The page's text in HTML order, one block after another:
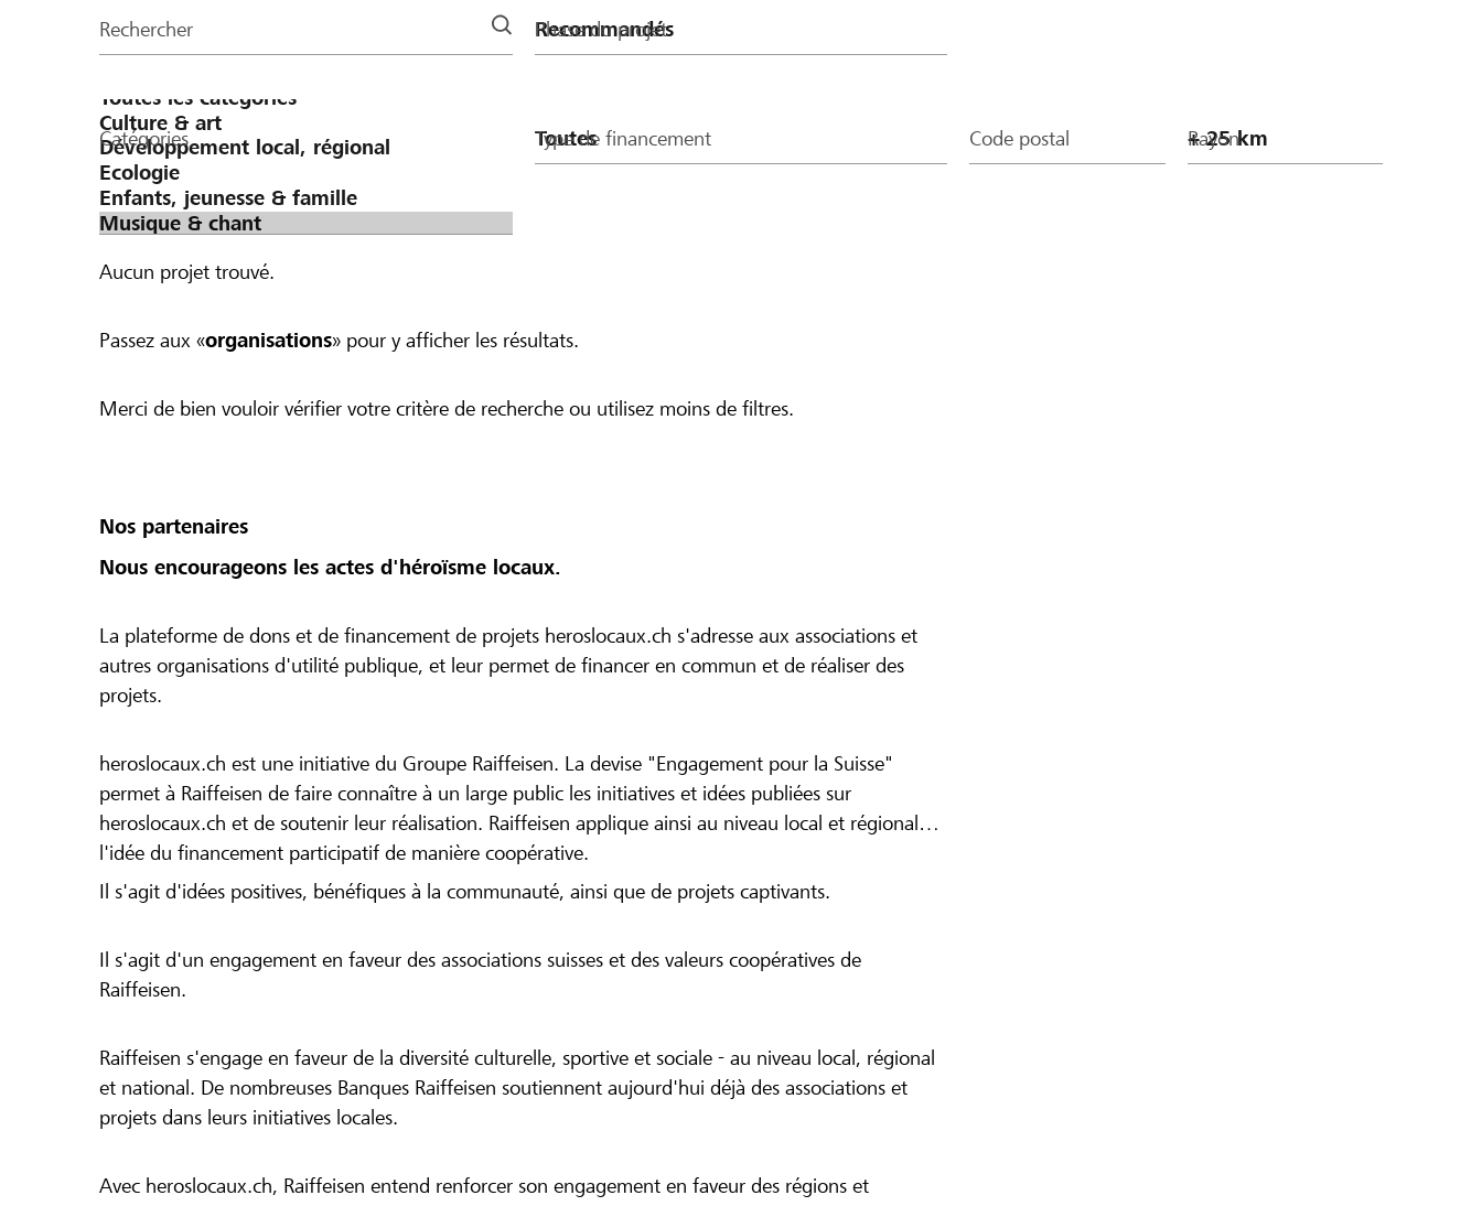
la
Rechercher Phase du projet
Catégories Type de financement Code postal Rayon
Aucun projet trouvé.
Passez aux «organisations» pour y afficher les résultats.
Merci de bien vouloir vérifier votre critère de recherche ou utilisez moins de filtres.
Nos partenaires
Nous encourageons les actes d'héroïsme locaux.
La plateforme de dons et de financement de projets heroslocaux.ch s'adresse aux associations et
autres organisations d'utilité publique, et leur permet de financer en commun et de réaliser des
projets.
heroslocaux.ch est une initiative du Groupe Raiffeisen. La devise "Engagement pour la Suisse"
permet à Raiffeisen de faire connaître à un large public les initiatives et idées publiées sur
heroslocaux.ch et de soutenir leur réalisation. Raiffeisen applique ainsi au niveau local et régional
l'idée du financement participatif de manière coopérative.
Il s'agit d'idées positives, bénéfiques à la communauté, ainsi que de projets captivants.
Il s'agit d'un engagement en faveur des associations suisses et des valeurs coopératives de
Raiffeisen.
Raiffeisen s'engage en faveur de la diversité culturelle, sportive et sociale - au niveau local, régional
et national. De nombreuses Banques Raiffeisen soutiennent aujourd'hui déjà des associations et
projets dans leurs initiatives locales.
Avec heroslocaux.ch, Raiffeisen entend renforcer son engagement en faveur des régions et